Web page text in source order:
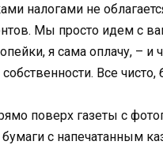
налогами не
Мы просто идем с
я сама оплачу, – и
Все
поверх газеты с
с напечатанным